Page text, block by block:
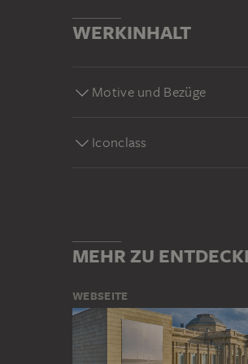
WERKINHALT
Motive und Bezüge
Iconclass
MEHR ZU
WEBSEITE